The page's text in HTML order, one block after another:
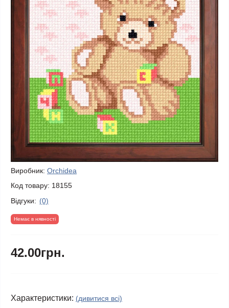
Виробник: Orchidea
Код товару: 18155
Відгуки: (0)
Немає в нявності
42.00грн.
Характеристики: (дивитися всі)